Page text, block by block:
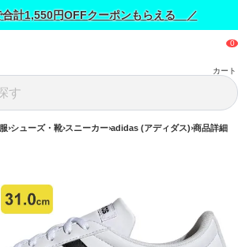
計1,550円OFFクーポンもらえる ／
カート
シューズ・靴 スニーカー adidas (アディダス) 商品詳細